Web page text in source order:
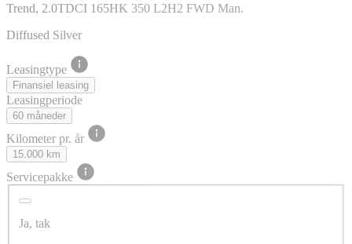
Trend, 2.0TDCI 165HK 350 L2H2 FWD Man.
Diffused Silver
Leasingtype
Finansiel leasing
Leasingperiode
60 måneder
Kilometer pr. år
15.000 km
Servicepakke
Ja, tak